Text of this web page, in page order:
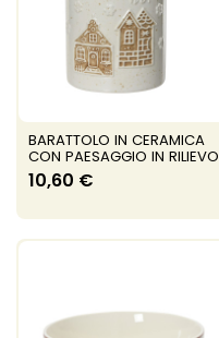
BARATTOLO IN CERAMICA
CON PAESAGGIO IN RILIEVO
10,60 €